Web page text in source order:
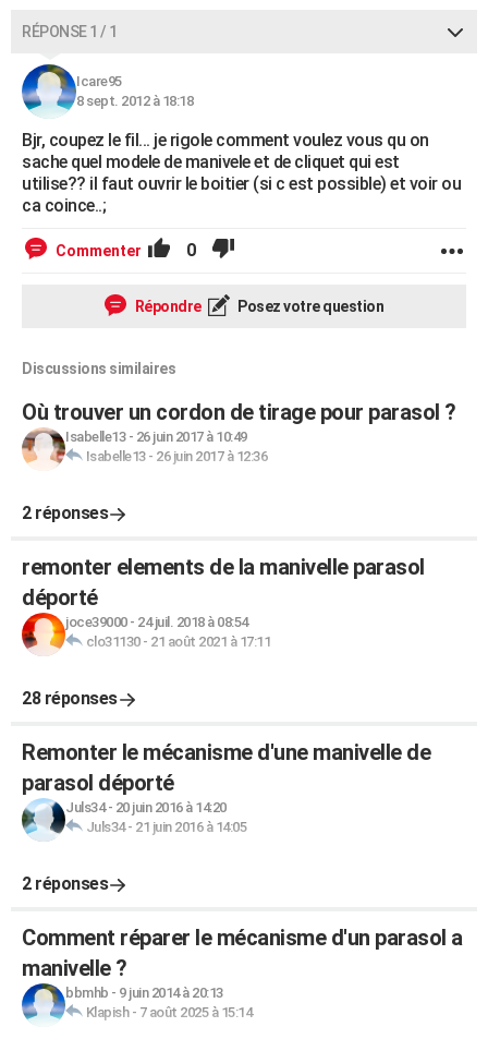
CARTE DE VOEUX
Carte de Noël
Carte Bonne année
Carte Saint-Valentin
Carte Pâques
Carte d'anniversaire
DICTIONNAIRE
Dictionnaire
Biographies
Citations
Expressions
Proverbes
COPAINS D'AVANT
S'inscrire
Se connecter
Lycées
Collèges
Primaires
Universités
Entreprises
Service militaire
Avis de recherche
AVIS DE DÉCÈS
FORUM
RÉPONSE 1 / 1
Icare95
8 sept. 2012 à 18:18
Bjr, coupez le fil... je rigole comment voulez vous qu on
sache quel modele de manivele et de cliquet qui est
utilise?? il faut ouvrir le boitier (si c est possible) et voir ou
ca coince..;
Commenter 0
Répondre Posez votre question
Discussions similaires
Où trouver un cordon de tirage pour parasol ?
Isabelle13- 26 juin 2017 à 10:49
Isabelle13- 26 juin 2017 à 12:36
2 réponses
remonter elements de la manivelle parasol
déporté
joce39000- 24 juil. 2018 à 08:54
clo31130- 21 août 2021 à 17:11
28 réponses
Remonter le mécanisme d'une manivelle de
parasol déporté
Juls34- 20 juin 2016 à 14:20
Juls34- 21 juin 2016 à 14:05
2 réponses
Comment réparer le mécanisme d'un parasol a
manivelle ?
bbmhb - 9 juin 2014 à 20:13
Klapish- 7 août 2025 à 15:14